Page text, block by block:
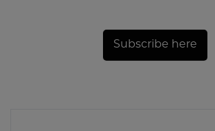
Subscribe here